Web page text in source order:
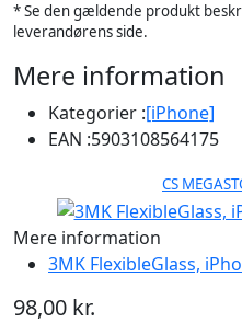
* Se den gældende produkt
leverandørens side.
Mere information
Kategorier :[iPhone]
EAN :5903108564175
CS
Mere information
3MK FlexibleGlass,
98,00 kr.